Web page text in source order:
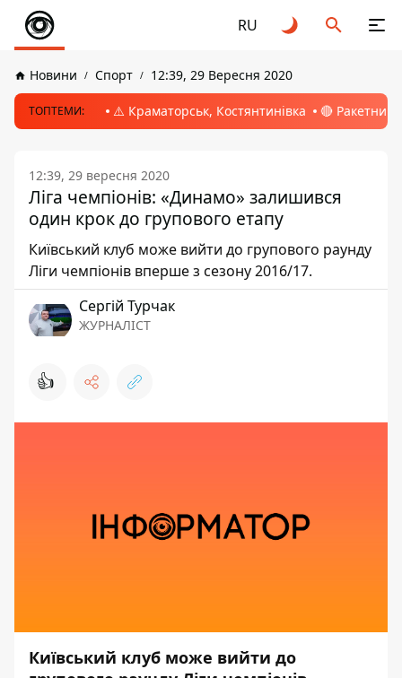
RU
Новини Спорт 12:39, 29 Вересня 2020
ТОПТЕМИ: ⚠️ Краматорськ, Костянтинівка 🔴 Ракетний
12:39, 29 вересня 2020
Ліга чемпіонів: «Динамо» залишився
один крок до групового етапу
Київський клуб може вийти до групового раунду
Ліги чемпіонів вперше з сезону 2016/17.
Сергій Турчак
ЖУРНАЛІСТ
👍
Київський клуб може вийти до